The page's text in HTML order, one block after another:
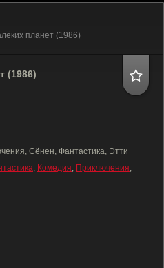
планет (1986)
(1986)
Сёнен, Фантастика, Этти
, Комедия, Приключения,